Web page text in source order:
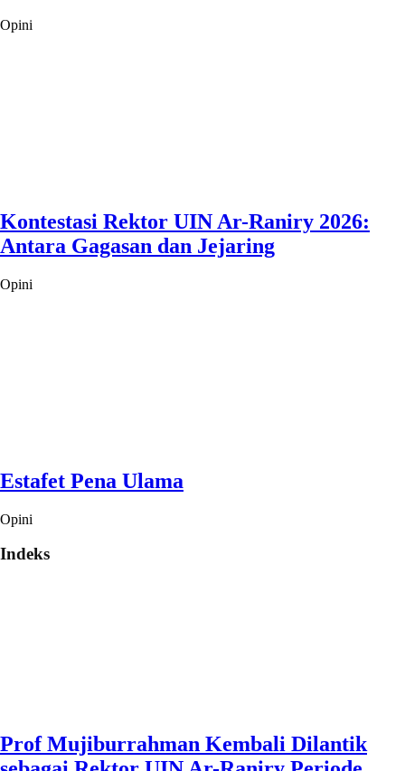
Opini
Kontestasi Rektor UIN Ar-Raniry 2026:
Antara Gagasan dan Jejaring
Opini
Estafet Pena Ulama
Opini
Indeks
Prof Mujiburrahman Kembali Dilantik